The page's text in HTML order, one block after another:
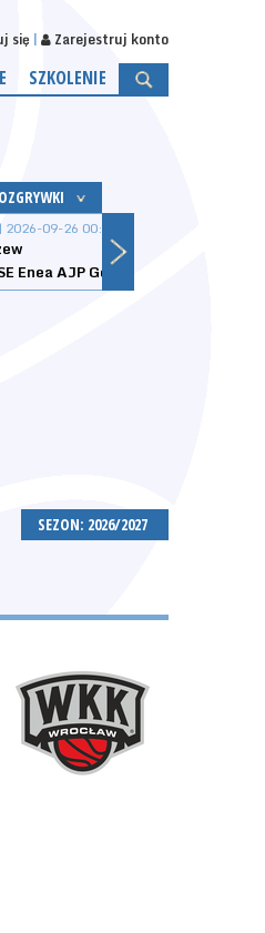
się Zarejestruj konto
SZKOLENIE
| 2026-09-26 00:00
SEZON: 2026/2027